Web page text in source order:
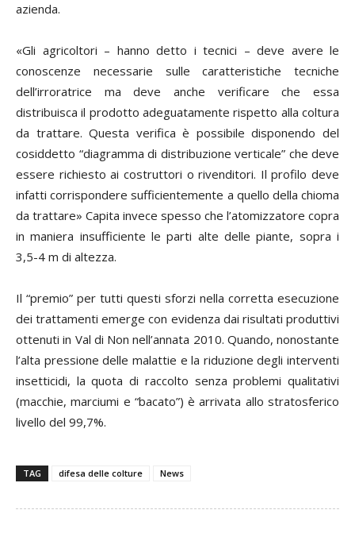
azienda.
«Gli agricoltori – hanno detto i tecnici – deve avere le
conoscenze necessarie sulle caratteristiche tecniche
dell’irroratrice ma deve anche verificare che essa
distribuisca il prodotto adeguatamente rispetto alla coltura
da trattare. Questa verifica è possibile disponendo del
cosiddetto “diagramma di distribuzione verticale” che deve
essere richiesto ai costruttori o rivenditori. Il profilo deve
infatti corrispondere sufficientemente a quello della chioma
da trattare» Capita invece spesso che l’atomizzatore copra
in maniera insufficiente le parti alte delle piante, sopra i
3,5-4 m di altezza.
Il “premio” per tutti questi sforzi nella corretta esecuzione
dei trattamenti emerge con evidenza dai risultati produttivi
ottenuti in Val di Non nell’annata 2010. Quando, nonostante
l’alta pressione delle malattie e la riduzione degli interventi
insetticidi, la quota di raccolto senza problemi qualitativi
(macchie, marciumi e “bacato”) è arrivata allo stratosferico
livello del 99,7%.
TAG difesa delle colture News